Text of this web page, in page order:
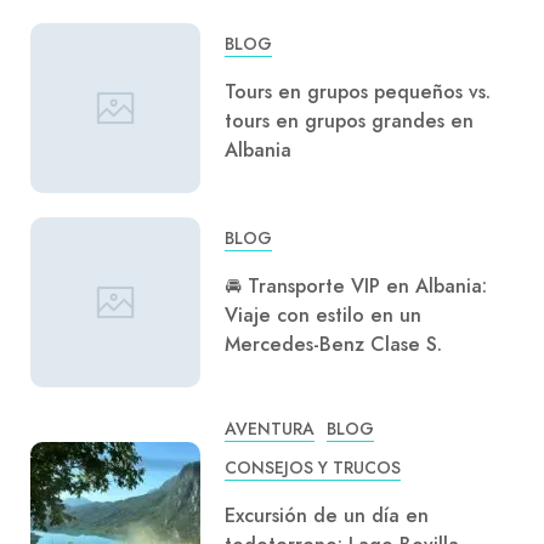
BLOG
Tours en grupos pequeños vs.
tours en grupos grandes en
Albania
BLOG
🚘 Transporte VIP en Albania:
Viaje con estilo en un
Mercedes-Benz Clase S.
AVENTURA BLOG
CONSEJOS Y TRUCOS
Excursión de un día en